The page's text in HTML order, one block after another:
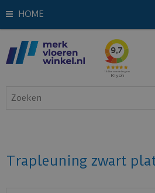
HOME
Trapleuning zwart